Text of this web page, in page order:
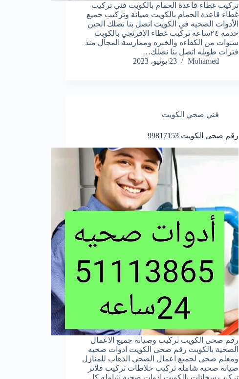
تركيب غطاء قاعدة الحمام بالكويت فني تركيب
غطاء قاعدة الحمام بالكويت صيانة وتركيب جميع
الأدوات الصحيه في الكويت اتصل بنا نصلك الحين
خدمه ٢٤ساعه تركيب غطاء الافرنجي بالكويت
سنوات من الكفاءه والخبره وممارسة المجال منذ
فترات طويله اتصل بنا نصلك…
Mohamed
23 يونيو، 2023
فني صحي الكويت
رقم صحى الكويت 99817153
رقم صحى الكويت تركيب وصيانة جميع اﻻعمال
الصحية بالكويت رقم صحى الكويت ادوات صحيه
ومعلم صحى لجميع اعمال الصحى الذهاب للمنازل
صيانة صحيه شامله تركيب خلاطات تركيب فلاتر
تركيب سخانات بالكويت ادوات صحيه شامله كل